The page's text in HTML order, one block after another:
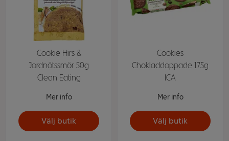
Cookie Hirs &
Jordnötssmör 50g
Clean Eating
Mer info
Välj butik
Cookies
Chokladdoppade 175g
ICA
Mer info
Välj butik